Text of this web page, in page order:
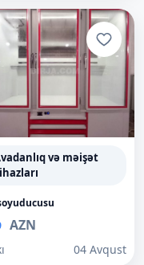
və məişət
AZN
04 Avqust